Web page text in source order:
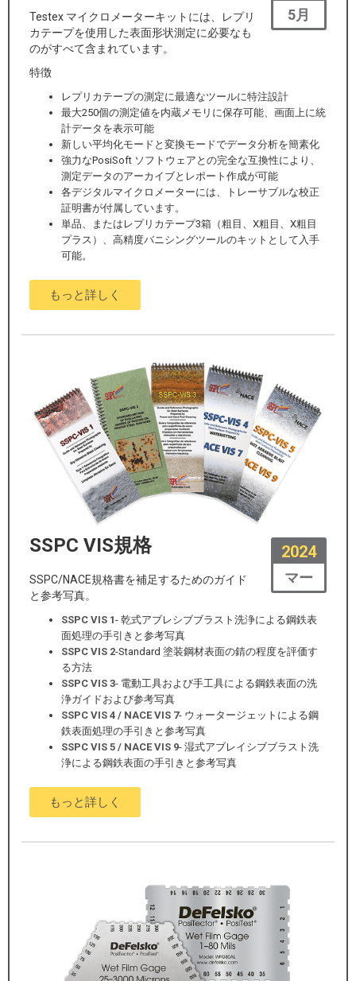
5月
Testex マイクロメーターキットには、レプリ
カテープを使用した表面形状測定に必要なも
のがすべて含まれています。
特徴
レプリカテープの測定に最適なツールに特注設計
最大250個の測定値を内蔵メモリに保存可能、画面上に統
計データを表示可能
新しい平均化モードと変換モードでデータ分析を簡素化
強力なPosiSoft ソフトウェアとの完全な互換性により、
測定データのアーカイブとレポート作成が可能
各デジタルマイクロメーターには、トレーサブルな校正
証明書が付属しています。
単品、またはレプリカテープ3箱（粗目、X粗目、X粗目
プラス）、高精度バニシングツールのキットとして入手
可能。
もっと詳しく
2024
マー
SSPC VIS規格
SSPC/NACE規格書を補足するためのガイド
と参考写真。
SSPC VIS 1- 乾式アブレシブブラスト洗浄による鋼鉄表
面処理の手引きと参考写真
SSPC VIS 2-Standard 塗装鋼材表面の錆の程度を評価す
る方法
SSPC VIS 3- 電動工具および手工具による鋼鉄表面の洗
浄ガイドおよび参考写真
SSPC VIS 4 / NACE VIS 7- ウォータージェットによる鋼
鉄表面処理の手引きと参考写真
SSPC VIS 5 / NACE VIS 9- 湿式アブレイシブブラスト洗
浄による鋼鉄表面の手引きと参考写真
もっと詳しく